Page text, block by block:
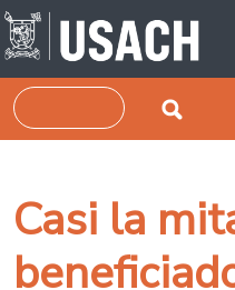
Pasar al contenido principal
Buscar
Casi la